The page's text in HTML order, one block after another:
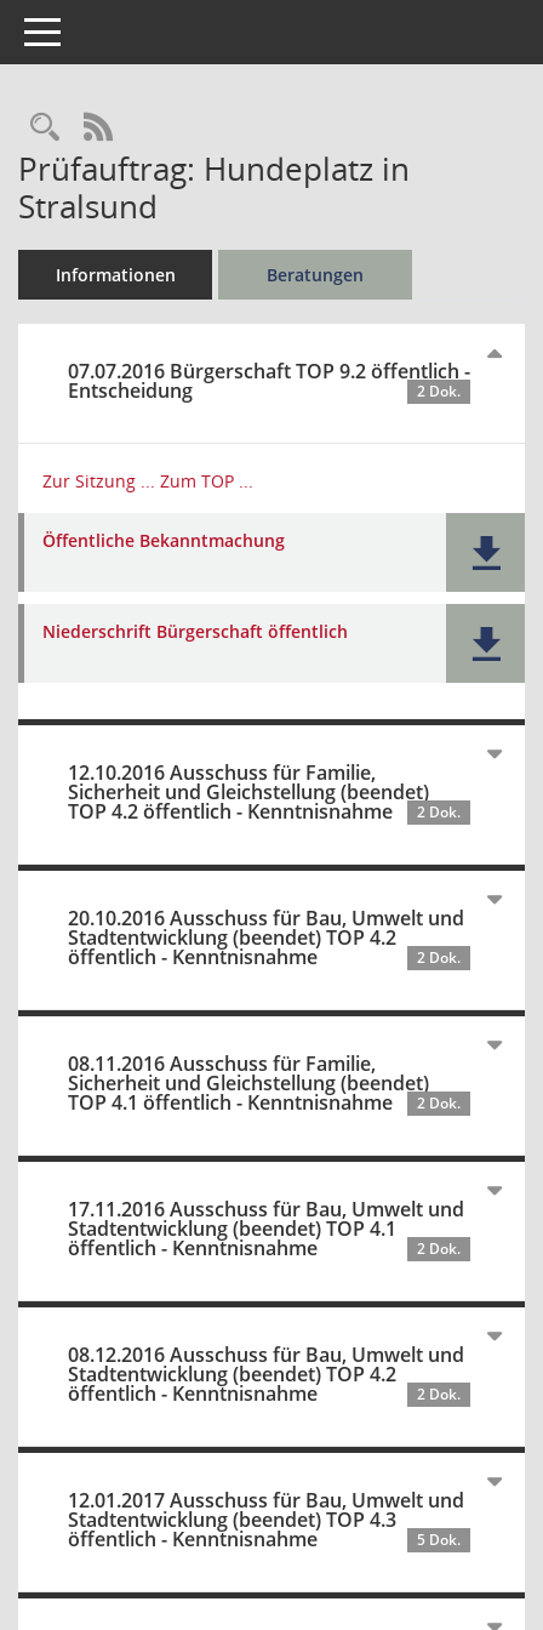
Toggle navigation
Rechercheauswahl
RSS-Feed
Prüfauftrag: Hundeplatz in
Stralsund
Informationen Beratungen
07.07.2016 Bürgerschaft TOP 9.2 öffentlich -
Entscheidung 2 Dok.
Zur Sitzung ... Zum TOP ...
Öffentliche Bekanntmachung
Niederschrift Bürgerschaft öffentlich
12.10.2016 Ausschuss für Familie,
Sicherheit und Gleichstellung (beendet)
TOP 4.2 öffentlich - Kenntnisnahme 2 Dok.
20.10.2016 Ausschuss für Bau, Umwelt und
Stadtentwicklung (beendet) TOP 4.2
öffentlich - Kenntnisnahme 2 Dok.
08.11.2016 Ausschuss für Familie,
Sicherheit und Gleichstellung (beendet)
TOP 4.1 öffentlich - Kenntnisnahme 2 Dok.
17.11.2016 Ausschuss für Bau, Umwelt und
Stadtentwicklung (beendet) TOP 4.1
öffentlich - Kenntnisnahme 2 Dok.
08.12.2016 Ausschuss für Bau, Umwelt und
Stadtentwicklung (beendet) TOP 4.2
öffentlich - Kenntnisnahme 2 Dok.
12.01.2017 Ausschuss für Bau, Umwelt und
Stadtentwicklung (beendet) TOP 4.3
öffentlich - Kenntnisnahme 5 Dok.